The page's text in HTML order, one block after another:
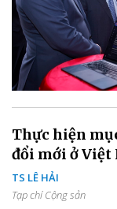
Thực hiện
đổi mới ở Việt
TS LÊ HẢI
Tạp chí Cộng sản